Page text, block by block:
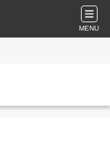
MENU